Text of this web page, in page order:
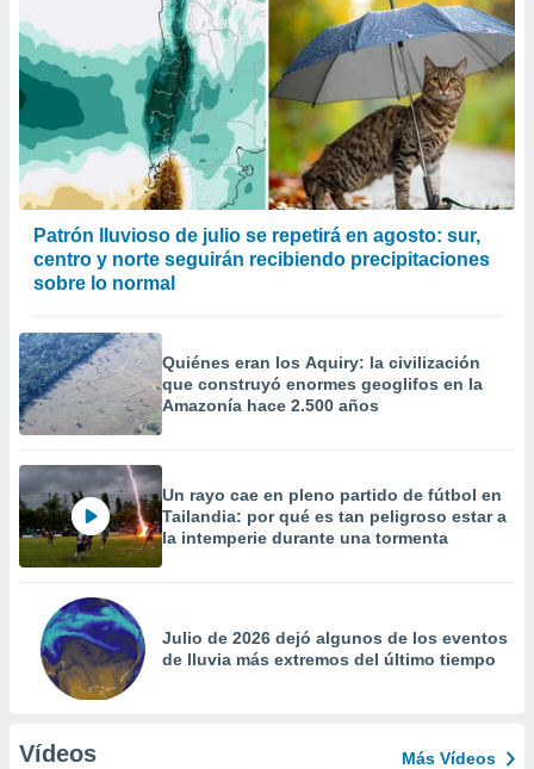
Patrón lluvioso de julio se repetirá en agosto: sur,
centro y norte seguirán recibiendo precipitaciones
sobre lo normal
Quiénes eran los Aquiry: la civilización
que construyó enormes geoglifos en la
Amazonía hace 2.500 años
Un rayo cae en pleno partido de fútbol en
Tailandia: por qué es tan peligroso estar a
la intemperie durante una tormenta
Julio de 2026 dejó algunos de los eventos
de lluvia más extremos del último tiempo
Vídeos Más Vídeos